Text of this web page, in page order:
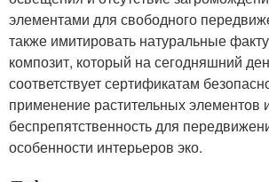
элементами для свободного
также имитировать натуральные
композит, который на сегодняшний
соответствует сертификатам
применение растительных элементов
беспрепятственность для
особенности интерьеров эко.